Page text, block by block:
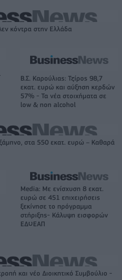
κόντρα στην Ελλάδα
Β.Σ. Καρούλιας: Τζίρος 98,7
εκατ. ευρώ και αύξηση κερδών
57% - Τα νέα στοιχήματα σε
low & non alcohol
στα 550 εκατ. ευρώ – Καθαρά
Media: Με ενίσχυση 8 εκατ.
ευρώ σε 451 επιχειρήσεις
ξεκίνησε το πρόγραμμα
στήριξης- Κάλυψη εισφορών
ΕΔΟΕΑΠ
και νέο Διοικητικό Συμβούλιο -